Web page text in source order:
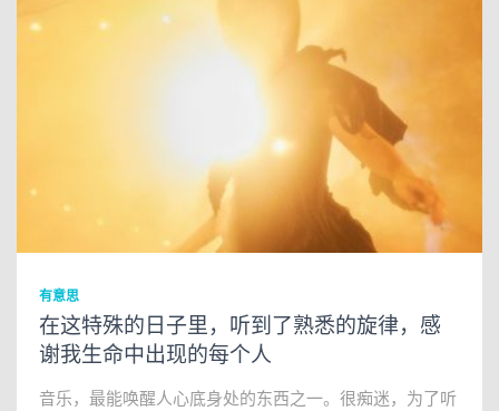
有意思
在这特殊的日子里，听到了熟悉的旋律，感
谢我生命中出现的每个人
音乐，最能唤醒人心底身处的东西之一。很痴迷，为了听